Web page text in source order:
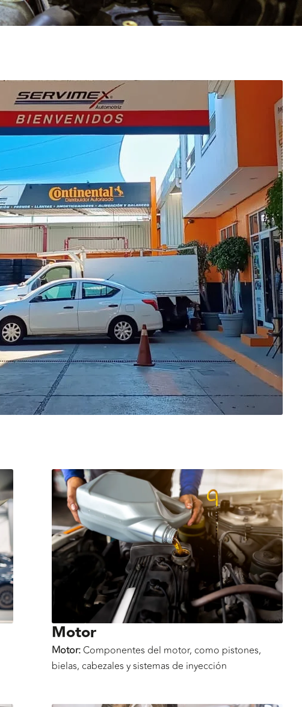
Motor
Motor: Componentes del motor, como pistones,
bielas, cabezales y sistemas de inyección